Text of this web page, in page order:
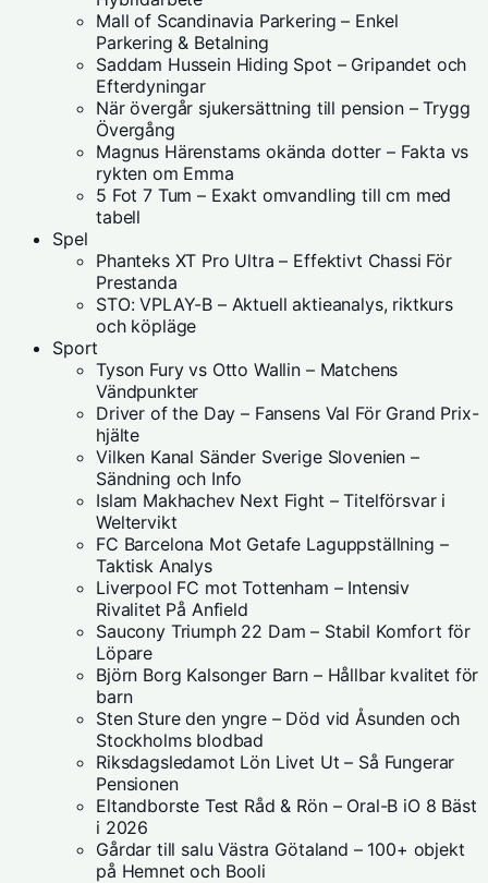
Mall of Scandinavia Parkering – Enkel
Parkering & Betalning
Saddam Hussein Hiding Spot – Gripandet och
Efterdyningar
När övergår sjukersättning till pension – Trygg
Övergång
Magnus Härenstams okända dotter – Fakta vs
rykten om Emma
5 Fot 7 Tum – Exakt omvandling till cm med
tabell
Spel
Phanteks XT Pro Ultra – Effektivt Chassi För
Prestanda
STO: VPLAY-B – Aktuell aktieanalys, riktkurs
och köpläge
Sport
Tyson Fury vs Otto Wallin – Matchens
Vändpunkter
Driver of the Day – Fansens Val För Grand Prix-
hjälte
Vilken Kanal Sänder Sverige Slovenien –
Sändning och Info
Islam Makhachev Next Fight – Titelförsvar i
Weltervikt
FC Barcelona Mot Getafe Laguppställning –
Taktisk Analys
Liverpool FC mot Tottenham – Intensiv
Rivalitet På Anfield
Saucony Triumph 22 Dam – Stabil Komfort för
Löpare
Björn Borg Kalsonger Barn – Hållbar kvalitet för
barn
Sten Sture den yngre – Död vid Åsunden och
Stockholms blodbad
Riksdagsledamot Lön Livet Ut – Så Fungerar
Pensionen
Eltandborste Test Råd & Rön – Oral-B iO 8 Bäst
i 2026
Gårdar till salu Västra Götaland – 100+ objekt
på Hemnet och Booli